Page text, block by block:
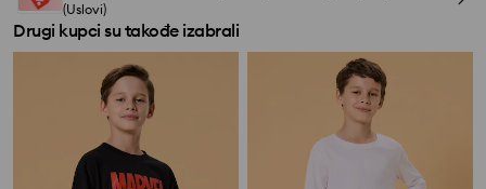
(Uslovi)
Drugi kupci su takođe izabrali